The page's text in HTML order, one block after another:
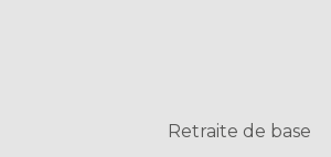
Retraite de base